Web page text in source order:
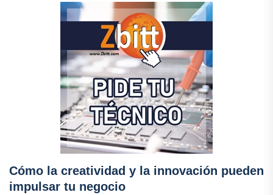
Cómo la creatividad y la innovación pueden
impulsar tu negocio